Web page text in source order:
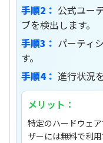
手順2： 公式ユー
ブを検出します。
手順3： パーティ
す。
手順4： 進行状況
メリット：
特定のハードウェ
ザーには無料で利用